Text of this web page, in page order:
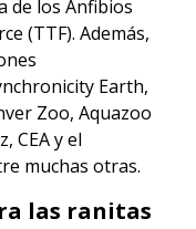
de los Anfibios
(TTF). Además,
Earth,
Zoo, Aquazoo
CEA y el
muchas otras.
las ranitas